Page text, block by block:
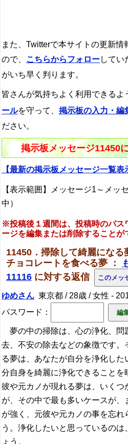
また、Twitterで本サイトの更新
ので、 こちらからフォローしてい
がいち早く判ります。
皆さんが気持ちよく利用できるよ
ールを守って、 掲示板の入力・編
ださい。
掲示板メッセージ11450
【最新の掲示板メッセージ一覧表
【表示範囲】メッセージ1～メッ
中）
※投稿後１週間は、投稿時のパス
ージを編集または削除することが
11450．掃除して綺麗になる
チョコレートを食べる夢 ：
11116に対する返信
ゆめさん 東京都 / 28歳 / 女性 -
パスワード：
夢の中の掃除は、心の浄化、問
去、不安の除去などの象徴です。
る夢は、あなたが自分を浄化した
分自身を綺麗に浄化できることを
彼や元カノが現れる夢は、いくつ
が、その中で最も多いケースが
が強く、元彼や元カノの事を忘れ
う。浄化したいと思っているの
ょう。